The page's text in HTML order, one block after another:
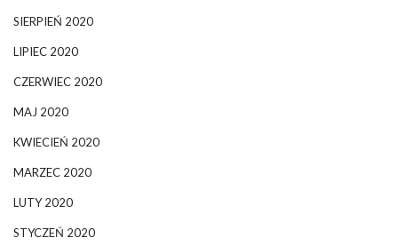
SIERPIEŃ 2020
LIPIEC 2020
CZERWIEC 2020
MAJ 2020
KWIECIEŃ 2020
MARZEC 2020
LUTY 2020
STYCZEŃ 2020